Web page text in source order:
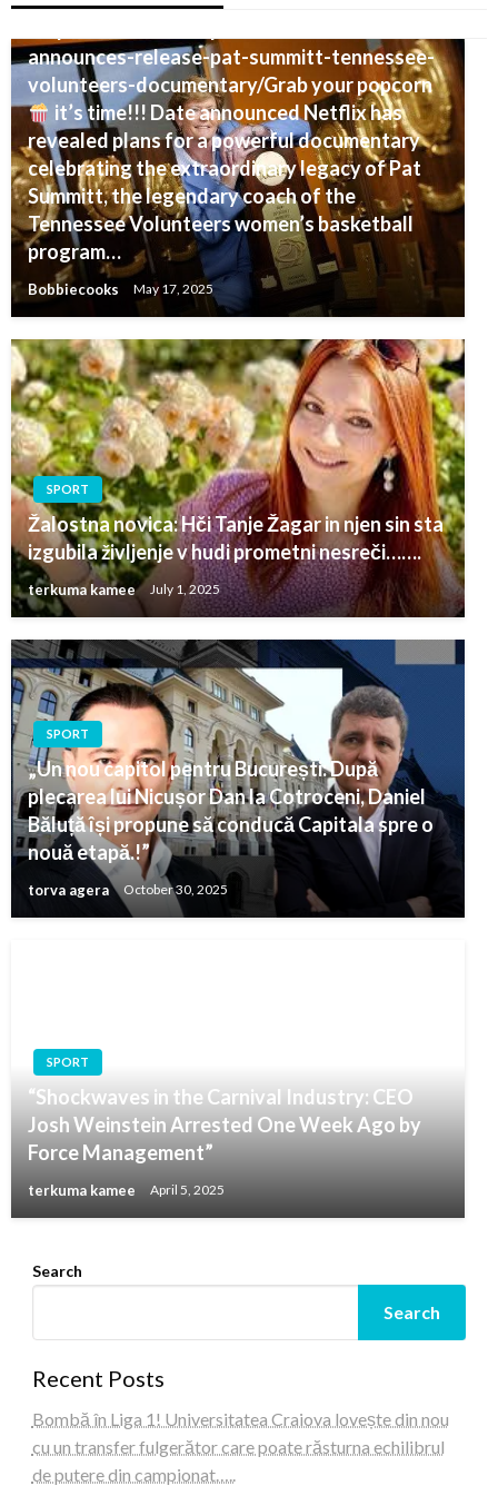
announces-release-pat-summitt-tennessee-
volunteers-documentary/Grab your popcorn
it’s time!!! Date announced Netflix has
revealed plans for a powerful documentary
celebrating the extraordinary legacy of Pat
Summitt, the legendary coach of the
Tennessee Volunteers women’s basketball
program…
Bobbiecooks May 17, 2025
SPORT
Žalostna novica: Hči Tanje Žagar in njen sin sta
izgubila življenje v hudi prometni nesreči…….
terkuma kamee July 1, 2025
SPORT
„Un nou capitol pentru București: După
plecarea lui Nicușor Dan la Cotroceni, Daniel
Băluță își propune să conducă Capitala spre o
nouă etapă.!”
torva agera October 30, 2025
SPORT
“Shockwaves in the Carnival Industry: CEO
Josh Weinstein Arrested One Week Ago by
Force Management”
terkuma kamee April 5, 2025
Search
Search
Recent Posts
Bombă în Liga 1! Universitatea Craiova lovește din nou
cu un transfer fulgerător care poate răsturna echilibrul
de putere din campionat…..